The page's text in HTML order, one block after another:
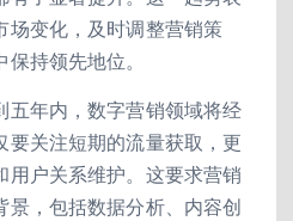
场变化，及时调整营销策
持领先地位。
五年内，数字营销领域将经
要关注短期的流量获取，更
用户关系维护。这要求营销
景，包括数据分析、内容创